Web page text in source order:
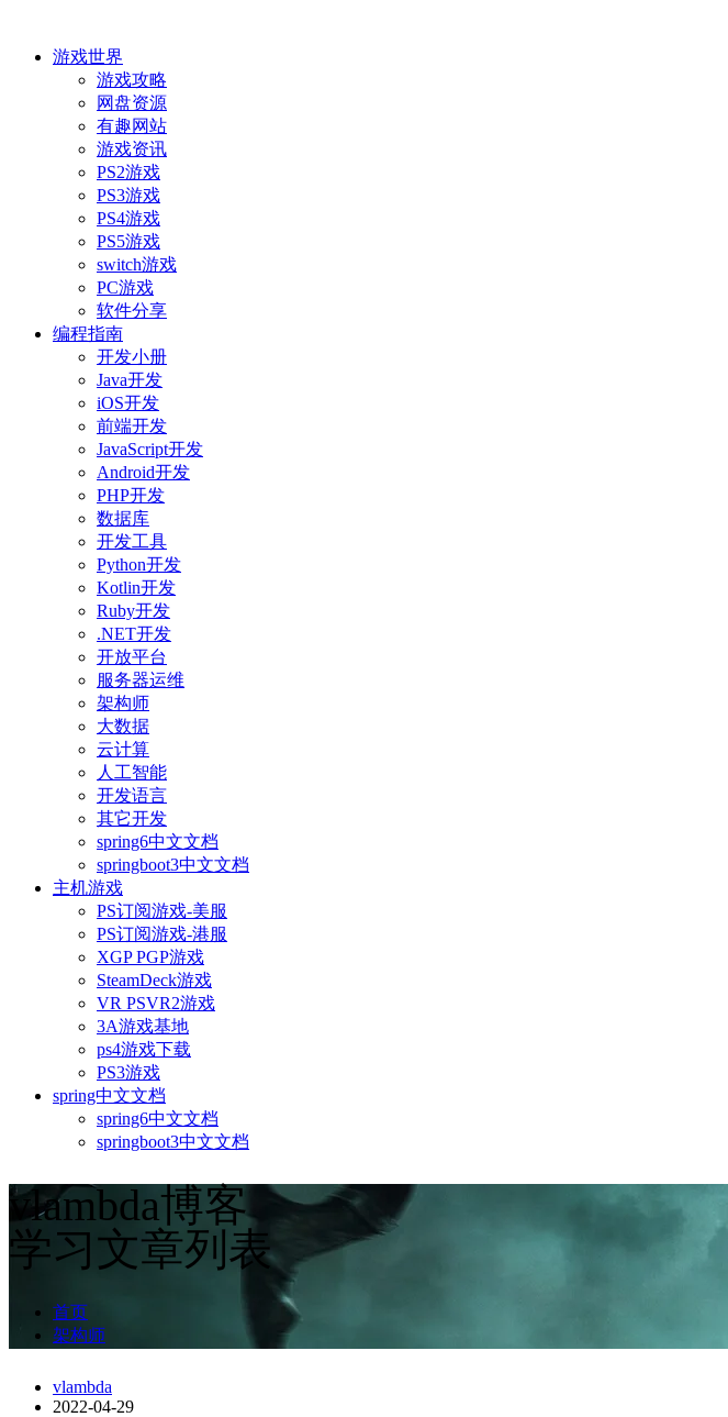
游戏世界
游戏攻略
网盘资源
有趣网站
游戏资讯
PS2游戏
PS3游戏
PS4游戏
PS5游戏
switch游戏
PC游戏
软件分享
编程指南
开发小册
Java开发
iOS开发
前端开发
JavaScript开发
Android开发
PHP开发
数据库
开发工具
Python开发
Kotlin开发
Ruby开发
.NET开发
开放平台
服务器运维
架构师
大数据
云计算
人工智能
开发语言
其它开发
spring6中文文档
springboot3中文文档
主机游戏
PS订阅游戏-美服
PS订阅游戏-港服
XGP PGP游戏
SteamDeck游戏
VR PSVR2游戏
3A游戏基地
ps4游戏下载
PS3游戏
spring中文文档
spring6中文文档
springboot3中文文档
vlambda博客
学习文章列表
首页
架构师
vlambda
2022-04-29